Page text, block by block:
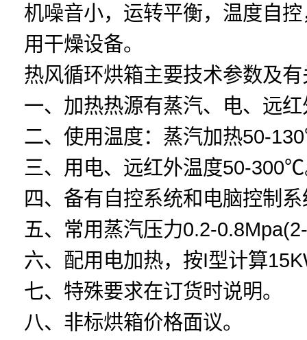
机噪音小，运转平衡，温度自
用干燥设备。
热风循环烘箱主要技术参数及
一、加热热源有蒸汽、电、远
二、使用温度：蒸汽加热50-
三、用电、远红外温度50-
四、备有自控系统和电脑控制
五、常用蒸汽压力0.2-
六、配用电加热，按I型计算
七、特殊要求在订货时说明。
八、非标烘箱价格面议。